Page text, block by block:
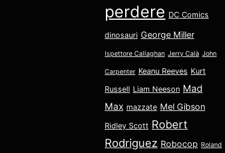
perdere DC Comics
dinosauri George Miller
Ispettore Callaghan Jerry Calà John
Carpenter Keanu Reeves Kurt
Russell Liam Neeson Mad
Max mazzate Mel Gibson
Ridley Scott Robert
Rodriguez Robocop Roland